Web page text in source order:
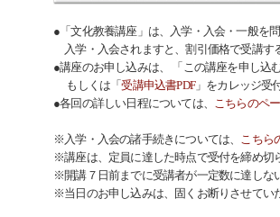
●「文化教養講座」は、入学・入会・一般を問
入学・入会されますと、割引価格で受講す
●講座のお申し込みは、 「この講座を申し込
もしくは「受講申込書PDF」をカレッジ受
●各回の詳しい日程については、 こちらのペ
※入学・入会の諸手続きについては、 こちら
※講座は、定員に達した時点で受付を締め切
※開講７日前までに受講者が一定数に達しな
※当日のお申し込みは、固くお断りさせてい